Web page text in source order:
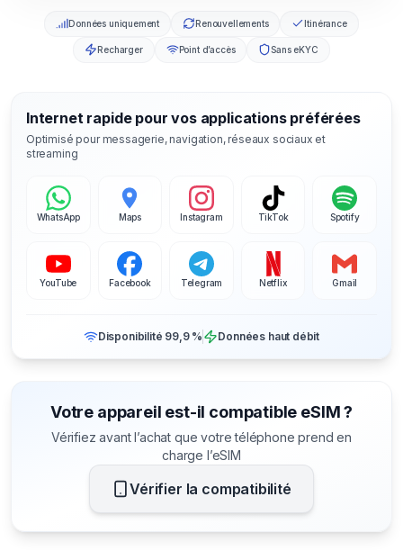
Données uniquement Renouvellements Itinérance
Recharger Point d’accès Sans eKYC
Internet rapide pour vos applications préférées
Optimisé pour messagerie, navigation, réseaux sociaux et
streaming
WhatsApp Maps Instagram TikTok Spotify
YouTube Facebook Telegram Netflix Gmail
Disponibilité 99,9 % Données haut débit
Votre appareil est-il compatible eSIM ?
Vérifiez avant l’achat que votre téléphone prend en
charge l’eSIM
Vérifier la compatibilité